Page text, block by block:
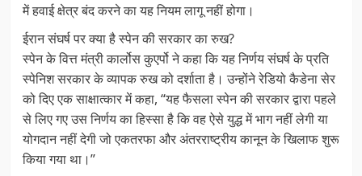
में हवाई क्षेत्र बंद करने का यह नियम लागू नहीं होगा।
ईरान संघर्ष पर क्या है स्पेन की सरकार का रुख?
स्पेन के वित्त मंत्री कार्लोस कुएर्पो ने कहा कि यह निर्णय संघर्ष के प्रति
स्पेनिश सरकार के व्यापक रुख को दर्शाता है। उन्होंने रेडियो कैडेना सेर
को दिए एक साक्षात्कार में कहा, “यह फैसला स्पेन की सरकार द्वारा पहले
से लिए गए उस निर्णय का हिस्सा है कि वह ऐसे युद्ध में भाग नहीं लेगी या
योगदान नहीं देगी जो एकतरफा और अंतरराष्ट्रीय कानून के खिलाफ शुरू
किया गया था।”